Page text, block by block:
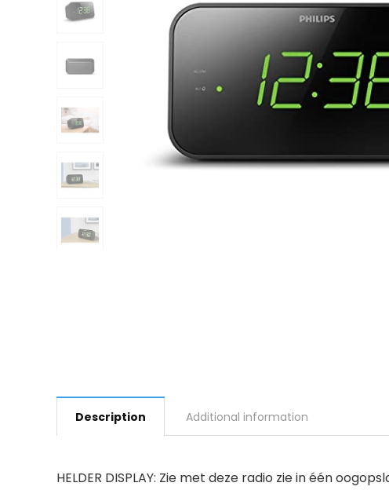
Description Additional information
HELDER DISPLAY: Zie met deze radio zie in één